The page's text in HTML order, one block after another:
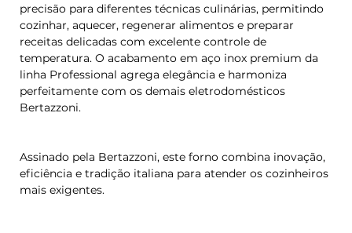
precisão para diferentes técnicas culinárias, permitindo
cozinhar, aquecer, regenerar alimentos e preparar
receitas delicadas com excelente controle de
temperatura. O acabamento em aço inox premium da
linha Professional agrega elegância e harmoniza
perfeitamente com os demais eletrodomésticos
Bertazzoni.
Assinado pela Bertazzoni, este forno combina inovação,
eficiência e tradição italiana para atender os cozinheiros
mais exigentes.